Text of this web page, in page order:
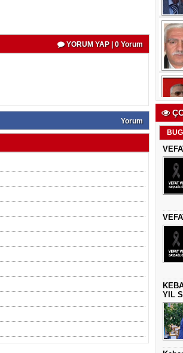
YORUM YAP | 0 Yorum
Yorum
YIL